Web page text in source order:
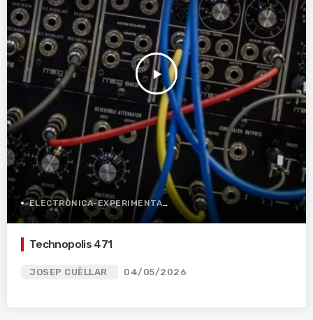
play_arrow
ELECTRÒNICA-EXPERIMENTAL
Technopolis 471
JOSEP CUÈLLAR 04/05/2026